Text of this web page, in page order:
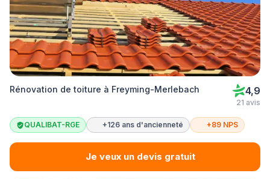
Rénovation de toiture à Freyming-Merlebach 4,9
21 avis
QUALIBAT-RGE +126 ans d'ancienneté +89 NPS
Je veux un devis gratuit